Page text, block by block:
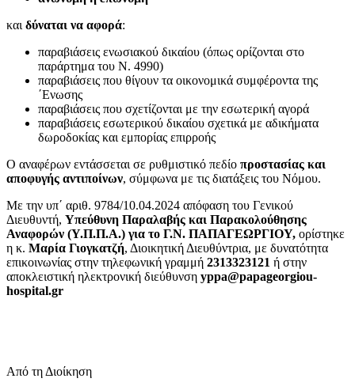
και δύναται να αφορά:
παραβιάσεις ενωσιακού δικαίου (όπως ορίζονται στο
παράρτημα του Ν. 4990)
παραβιάσεις που θίγουν τα οικονομικά συμφέροντα της
΄Ενωσης
παραβιάσεις που σχετίζονται με την εσωτερική αγορά
παραβιάσεις εσωτερικού δικαίου σχετικά με αδικήματα
δωροδοκίας και εμπορίας επιρροής
Ο αναφέρων εντάσσεται σε ρυθμιστικό πεδίο προστασίας και
αποφυγής αντιποίνων, σύμφωνα με τις διατάξεις του Νόμου.
Με την υπ΄ αριθ. 9784/10.04.2024 απόφαση του Γενικού
Διευθυντή, Υπεύθυνη Παραλαβής και Παρακολούθησης
Αναφορών (Υ.Π.Π.Α.) για το Γ.Ν. ΠΑΠΑΓΕΩΡΓΙΟΥ, ορίστηκε
η κ. Μαρία Γιογκατζή, Διοικητική Διευθύντρια, με δυνατότητα
επικοινωνίας στην τηλεφωνική γραμμή 2313323121 ή στην
αποκλειστική ηλεκτρονική διεύθυνση yppa@papageorgiou-
hospital.gr
Από τη Διοίκηση